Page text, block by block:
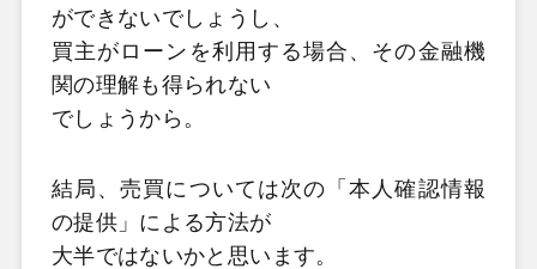
ができないでしょうし、
買主がローンを利用する場合、その金融機
関の理解も得られない
でしょうから。
結局、売買については次の「本人確認情報
の提供」による方法が
大半ではないかと思います。